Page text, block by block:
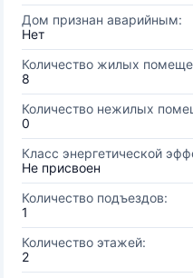
Дом признан аварийным:
Нет
Количество жилых
8
Количество нежилых
0
Класс энергетической
Не присвоен
Количество подъездов:
1
Количество этажей:
2